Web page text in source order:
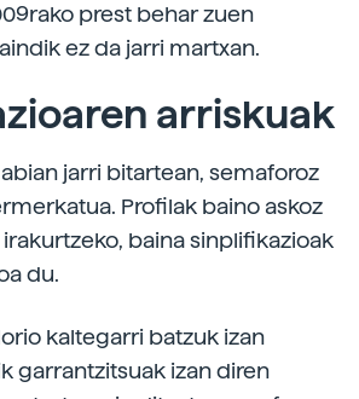
prest behar zuen
ez da jarri martxan.
arriskuak
jarri bitartean, semaforoz
Profilak baino askoz
baina sinplifikazioak
du.
kaltegarri batzuk izan
garrantzitsuak izan diren